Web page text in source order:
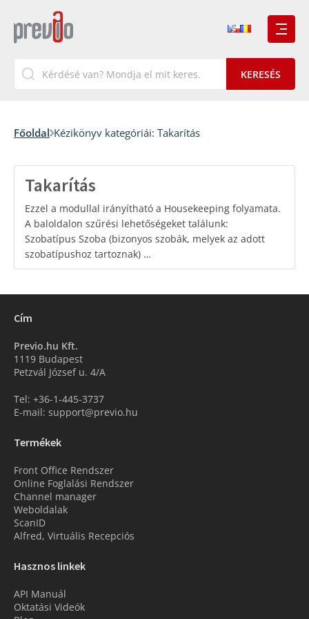
Főoldal Kézikönyv kategóriái: Takarítás
Takarítás
Ezzel a modullal irányítható a Housekeeping folyamata.
A baloldalon szűrési lehetőségeket találunk:
Szobatípus Szoba (bizonyos szobák, melyek az adott
szobatípushoz tartoznak) …
Cím
Previo.hu Kft.
1119 Budapest
Petzvál József u. 4/A
Tel: +36-1-445-3737
E-mail: support@previo.hu
Termékek
Front Office Rendszer
Online Foglalási Rendszer
Channel manager
Weboldalak
ScanID
Alfred, Virtuális Recepciós
Hasznos linkek
API Manuál
Oktatási Videók